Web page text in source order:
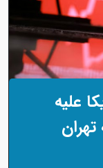
علیه